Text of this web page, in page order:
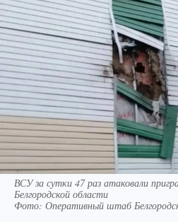
ВСУ за сутки 47 раз атаковали
Белгородской области
Фото: Оперативный штаб